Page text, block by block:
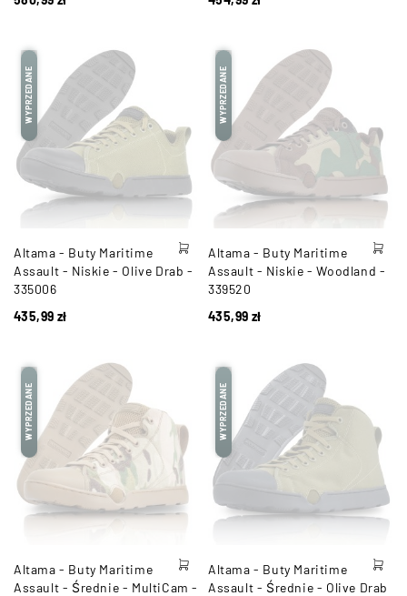
WYPRZEDANE
Altama - Buty Maritime
Assault - Niskie - Olive Drab -
335006
435,99 zł
WYPRZEDANE
Altama - Buty Maritime
Assault - Niskie - Woodland -
339520
435,99 zł
WYPRZEDANE
Altama - Buty Maritime
Assault - Średnie - MultiCam -
WYPRZEDANE
Altama - Buty Maritime
Assault - Średnie - Olive Drab